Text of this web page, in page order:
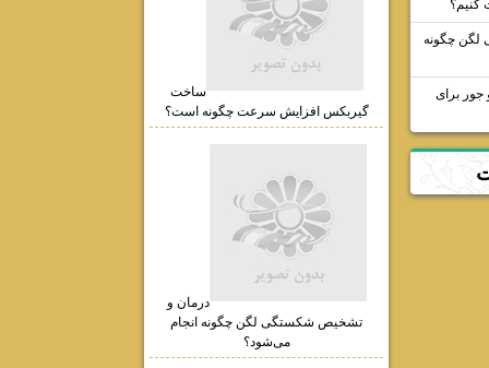
کنیم؟
چگونه
برای
ساخت
گیربکس افزایش سرعت چگونه است؟
درمان و
تشخیص شکستگی لگن چگونه انجام
می‌شود؟